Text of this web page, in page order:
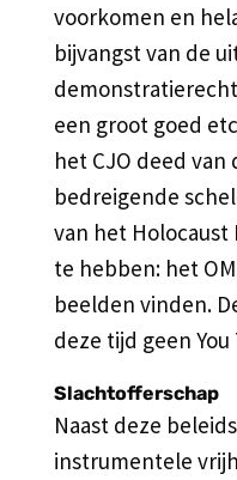
voorkomen en
bijvangst van de
een groot goed
het CJO deed
bedreigende
van het Holocaust
te hebben: het
beelden vinden.
deze tijd geen You
Slachtofferschap
Naast deze
instrumentele